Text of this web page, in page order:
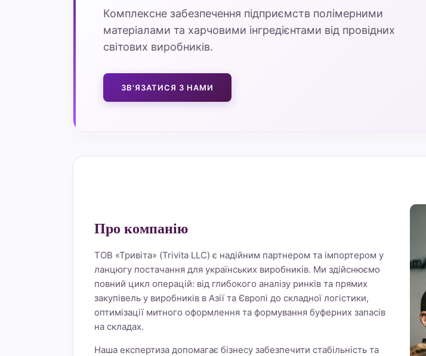
Комплексне забезпечення підприємств полімерними
матеріалами та харчовими інгредієнтами від провідних
світових виробників.
ЗВ'ЯЗАТИСЯ З НАМИ
Про компанію
ТОВ «Тривіта» (Trivita LLC) є надійним партнером та імпортером у
ланцюгу постачання для українських виробників. Ми здійснюємо
повний цикл операцій: від глибокого аналізу ринків та прямих
закупівель у виробників в Азії та Європі до складної логістики,
оптимізації митного оформлення та формування буферних запасів
на складах.
Наша експертиза допомагає бізнесу забезпечити стабільність та